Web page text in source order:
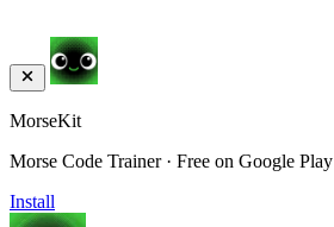
MorseKit
Morse Code Trainer · Free on Google Play
Install